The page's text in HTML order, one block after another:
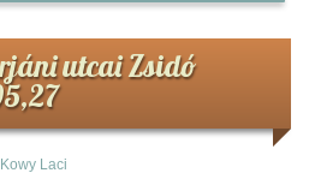
utcai Zsidó
Kowy Laci